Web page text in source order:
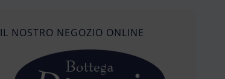
IL NOSTRO NEGOZIO ONLINE